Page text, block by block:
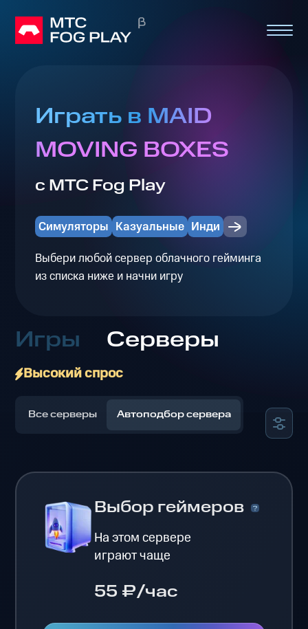
Играть в MAID
MOVING BOXES
с МТС Fog Play
Симуляторы Казуальные Инди
Выбери любой сервер облачного гейминга
из списка ниже и начни игру
Игры Серверы
Высокий спрос
Все серверы Автоподбор сервера
Выбор геймеров
На этом сервере
играют чаще
55 ₽/час